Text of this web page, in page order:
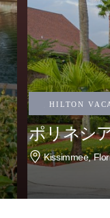
ポリネシ
Kissimmee,